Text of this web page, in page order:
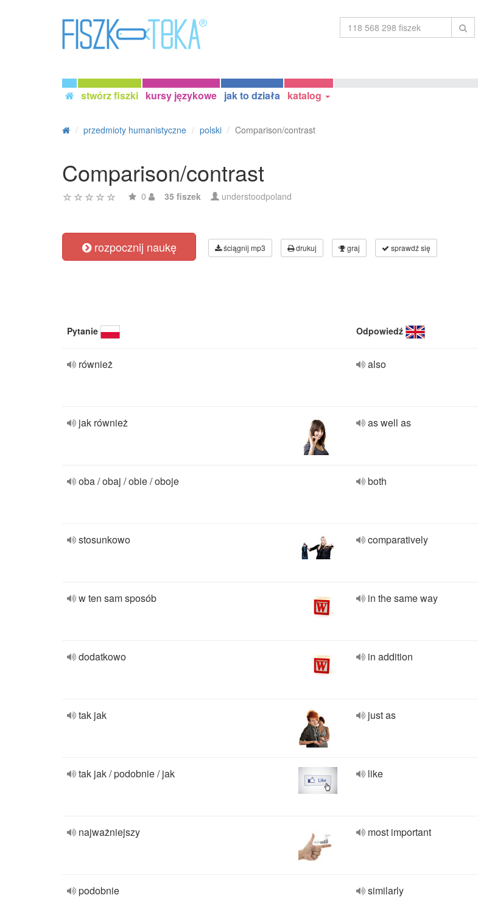
stwórz fiszki kursy językowe jak to działa katalog
przedmioty humanistyczne polski Comparison/contrast
Comparison/contrast
0 35 fiszek understoodpoland
rozpocznij naukę ściągnij mp3 drukuj graj sprawdź się
Pytanie Odpowiedź
również also
jak również as well as
oba / obaj / obie / oboje both
stosunkowo comparatively
w ten sam sposób in the same way
dodatkowo in addition
tak jak just as
tak jak / podobnie / jak like
najważniejszy most important
podobnie similarly